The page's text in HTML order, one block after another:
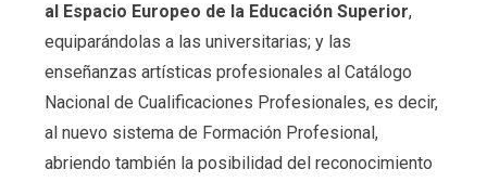
al Espacio Europeo de la Educación Superior,
equiparándolas a las universitarias; y las
enseñanzas artísticas profesionales al Catálogo
Nacional de Cualificaciones Profesionales, es decir,
al nuevo sistema de Formación Profesional,
abriendo también la posibilidad del reconocimiento